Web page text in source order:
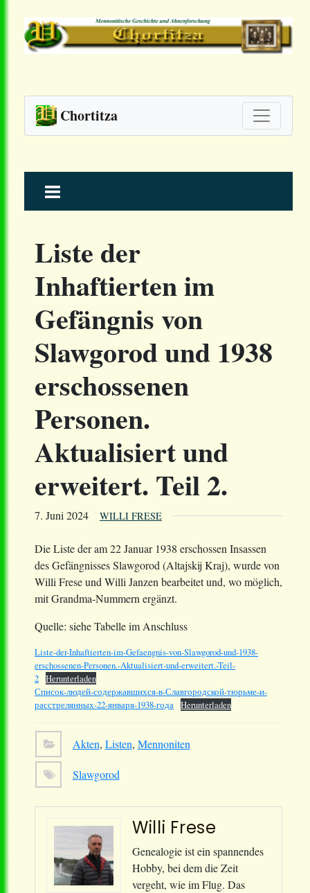
Chortitza
to
Liste der
Inhaftierten im
Gefängnis von
Slawgorod und 1938
erschossenen
Personen.
Aktualisiert und
erweitert. Teil 2.
7. Juni 2024 WILLI FRESE
Die Liste der am 22 Januar 1938 erschossen Insassen
des Gefängnisses Slawgorod (Altajskij Kraj), wurde von
Willi Frese und Willi Janzen bearbeitet und, wo möglich,
mit Grandma-Nummern ergänzt.
Quelle: siehe Tabelle im Anschluss
Liste-der-Inhaftierten-im-Gefaengnis-von-Slawgorod-und-1938-
erschossenen-Personen.-Aktualisiert-und-erweitert.-Teil-
2 Herunterladen
Список-людей-содержавшихся-в-Славгородской-тюрьме-и-
расстрелянных-22-января-1938-года Herunterladen
Akten, Listen, Mennoniten
Slawgorod
Willi Frese
Genealogie ist ein spannendes
Hobby, bei dem die Zeit
vergeht, wie im Flug. Das